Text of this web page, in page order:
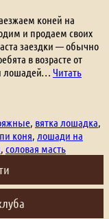
коней на
и продаем своих
заездки — обычно
в возрасте от
лошадей… Читать
вятка лошадка
коня лошади на
соловая масть